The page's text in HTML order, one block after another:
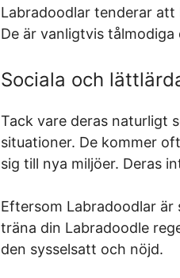
Labradoodlar tenderar
De är vanligtvis
Sociala och
Tack vare deras naturligt
situationer. De kommer
sig till nya miljöer. Deras
Eftersom Labradoodlar
träna din Labradoodle
den sysselsatt och nöjd.